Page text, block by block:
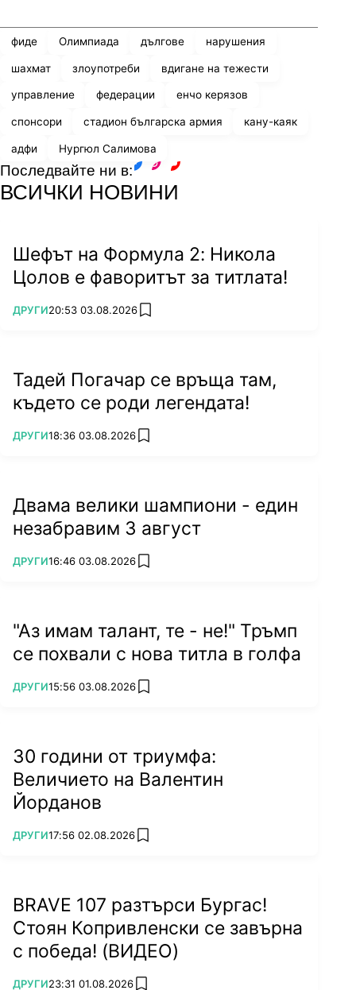
фиде Олимпиада дългове нарушения
шахмат злоупотреби вдигане на тежести
управление федерации енчо керязов
спонсори стадион българска армия кану-каяк
адфи Нургюл Салимова
Последвайте ни в:
ВСИЧКИ НОВИНИ
Шефът на Формула 2: Никола
Цолов е фаворитът за титлата!
ПОВЕЧЕ ОТ
ДРУГИ20:53 03.08.2026 add favorites
Тадей Погачар се връща там,
където се роди легендата!
ПОВЕЧЕ ОТ
ДРУГИ18:36 03.08.2026 add favorites
Двама велики шампиони - един
незабравим 3 август
ПОВЕЧЕ ОТ
ДРУГИ16:46 03.08.2026 add favorites
"Аз имам талант, те - не!" Тръмп
се похвали с нова титла в голфа
ПОВЕЧЕ ОТ
ДРУГИ15:56 03.08.2026 add favorites
30 години от триумфа:
Величието на Валентин
Йорданов
ПОВЕЧЕ ОТ
ДРУГИ17:56 02.08.2026 add favorites
BRAVE 107 разтърси Бургас!
Стоян Копривленски се завърна
с победа! (ВИДЕО)
ПОВЕЧЕ ОТ
ДРУГИ23:31 01.08.2026